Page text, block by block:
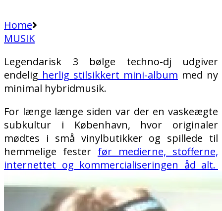
Home
MUSIK
Legendarisk 3 bølge techno-dj udgiver
endelig herlig stilsikkert mini-album med ny
minimal hybridmusik.
For længe længe siden var der en vaskeægte
subkultur i København, hvor originaler
mødtes i små vinylbutikker og spillede til
hemmelige fester før medierne, stofferne,
internettet og kommercialiseringen åd alt.